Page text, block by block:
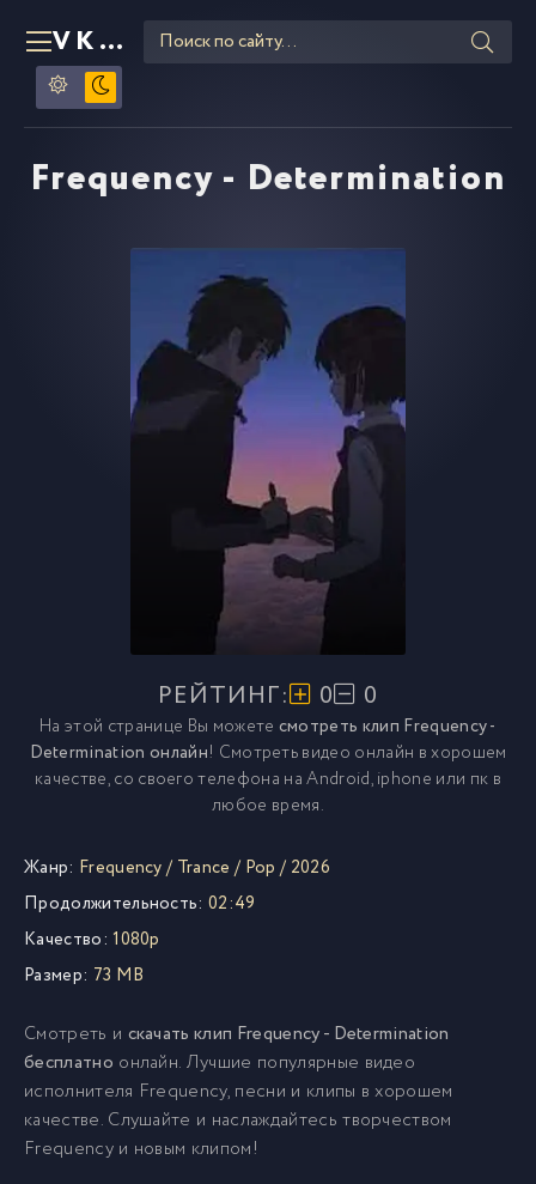
VKLIPE RU
Frequency - Determination
РЕЙТИНГ: 0 0
На этой странице Вы можете смотреть клип Frequency -
Determination онлайн! Смотреть видео онлайн в хорошем
качестве, со своего телефона на Android, iphone или пк в
любое время.
Жанр: Frequency/ Trance / Pop / 2026
Продолжительность: 02:49
Качество: 1080p
Размер: 73 MB
Смотреть и скачать клип Frequency - Determination
бесплатно онлайн. Лучшие популярные видео
исполнителя Frequency, песни и клипы в хорошем
качестве. Слушайте и наслаждайтесь творчеством
Frequency и новым клипом!